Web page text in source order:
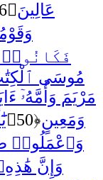
عَالِينَ﴿46﴾
فَكَانُوا۟
مُوسَى
مَرْيَمَ وَأُمَّهُۥٓ
وَمَعِينٍ﴿50﴾
وَٱعْمَلُوا۟
وَإِنَّ